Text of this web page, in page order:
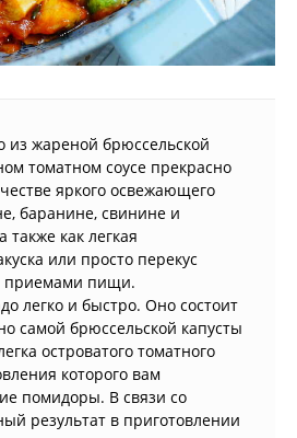
жареной брюссельской
томатном соусе прекрасно
яркого освежающего
баранине, свинине и
как легкая
или просто перекус
приемами пищи.
легко и быстро. Оно состоит
самой брюссельской капусты
островатого томатного
которого вам
помидоры. В связи со
результат в приготовлении